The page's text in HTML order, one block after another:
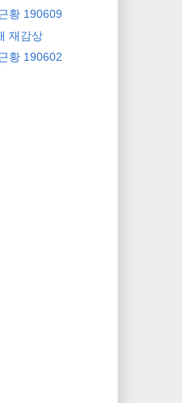
황 190609
재감상
황 190602